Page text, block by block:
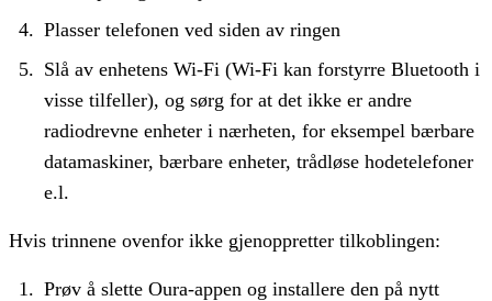
Plasser telefonen ved siden av ringen
Slå av enhetens Wi-Fi (Wi-Fi kan forstyrre Bluetooth i
visse tilfeller), og sørg for at det ikke er andre
radiodrevne enheter i nærheten, for eksempel bærbare
datamaskiner, bærbare enheter, trådløse hodetelefoner
e.l.
Hvis trinnene ovenfor ikke gjenoppretter tilkoblingen:
Prøv å slette Oura-appen og installere den på nytt